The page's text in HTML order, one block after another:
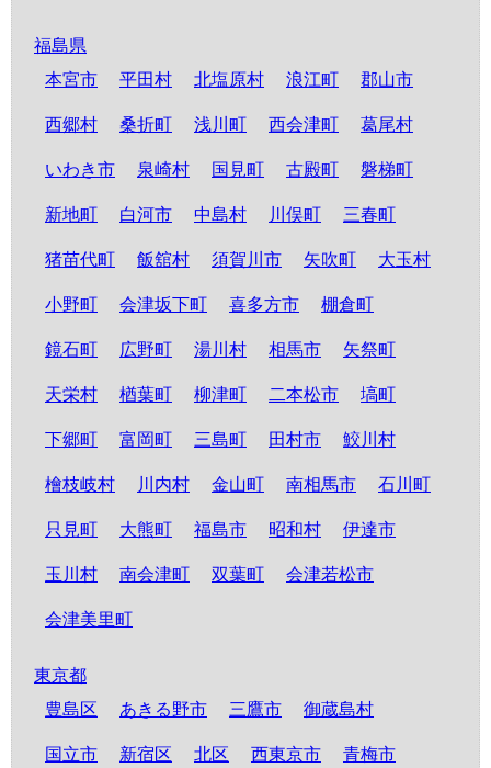
福島県
本宮市
平田村 北塩原村 浪江町 郡山市
西郷村 桑折町 浅川町 西会津町 葛尾村
いわき市 泉崎村 国見町 古殿町 磐梯町
新地町 白河市 中島村 川俣町 三春町
猪苗代町 飯舘村 須賀川市 矢吹町 大玉村
小野町 会津坂下町 喜多方市 棚倉町
鏡石町 広野町 湯川村 相馬市 矢祭町
天栄村 楢葉町 柳津町 二本松市 塙町
下郷町 富岡町 三島町 田村市 鮫川村
檜枝岐村 川内村 金山町 南相馬市 石川町
只見町 大熊町 福島市 昭和村 伊達市
玉川村 南会津町 双葉町 会津若松市
会津美里町
東京都
豊島区
あきる野市 三鷹市 御蔵島村
国立市 新宿区 北区 西東京市 青梅市